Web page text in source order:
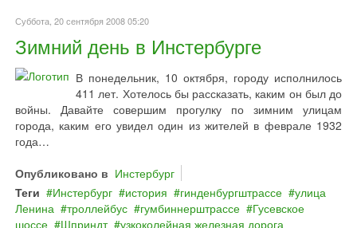
Суббота, 20 сентября 2008 05:20
Зимний день в Инстербурге
В понедельник, 10 октября, городу исполнилось
411 лет. Хотелось бы рассказать, каким он был до
войны. Давайте совершим прогулку по зимним улицам
города, каким его увидел один из жителей в феврале 1932
года…
Опубликовано в Инстербург
Теги
Инстербург история гинденбургштрассе
улица
Ленина
троллейбус гумбиннерштрассе
Гусевское
шоссе
Шприндт
узкоколейная железная дорога